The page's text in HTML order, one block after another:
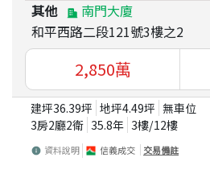
其他
南門大廈
和平西路二段121號3樓之2
2,850萬
建坪36.39坪 地坪4.49坪 無車位
3房2廳2衛 35.8年 3樓/12樓
資料說明 信義成交 交易備註